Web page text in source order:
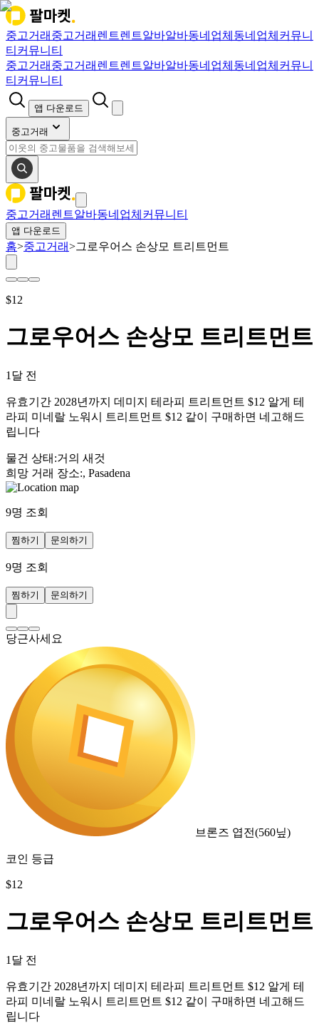
중고거래 중고거래 렌트렌트알바알바동네업체 동네업체 커뮤니
티 커뮤니티
중고거래 중고거래 렌트렌트알바알바동네업체 동네업체 커뮤니
티 커뮤니티
앱 다운로드
중고거래
중고거래 렌트알바동네업체 커뮤니티
앱 다운로드
홈>중고거래>그로우어스 손상모 트리트먼트
$12
그로우어스 손상모 트리트먼트
1달 전
유효기간 2028년까지 데미지 테라피 트리트먼트 $12 알게 테
라피 미네랄 노워시 트리트먼트 $12 같이 구매하면 네고해드
립니다
물건 상태 :거의 새것
희망 거래 장소:, Pasadena
9명 조회
찜하기 문의하기
9명 조회
찜하기 문의하기
당근사세요
브론즈 엽전(560닢)
코인 등급
$12
그로우어스 손상모 트리트먼트
1달 전
유효기간 2028년까지 데미지 테라피 트리트먼트 $12 알게 테
라피 미네랄 노워시 트리트먼트 $12 같이 구매하면 네고해드
립니다